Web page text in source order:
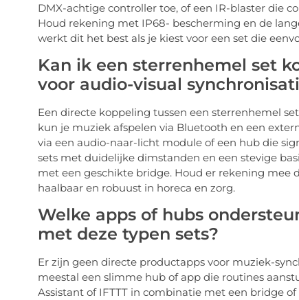
DMX-achtige controller toe, of een IR-blaster die
Houd rekening met IP68- bescherming en de
werkt dit het best als je kiest voor een set die
Kan ik een sterrenhemel set
voor audio-visual
Een directe koppeling tussen een sterrenhemel
kun je muziek afspelen via Bluetooth en een
via een audio-naar-licht module of een hub die
sets met duidelijke dimstanden en een stevige
met een geschikte bridge. Houd er rekening mee
haalbaar en robuust in horeca en zorg.
Welke apps of hubs
met deze typen sets?
Er zijn geen directe productapps voor muziek-
meestal een slimme hub of app die routines
Assistant of IFTTT in combinatie met een bridge